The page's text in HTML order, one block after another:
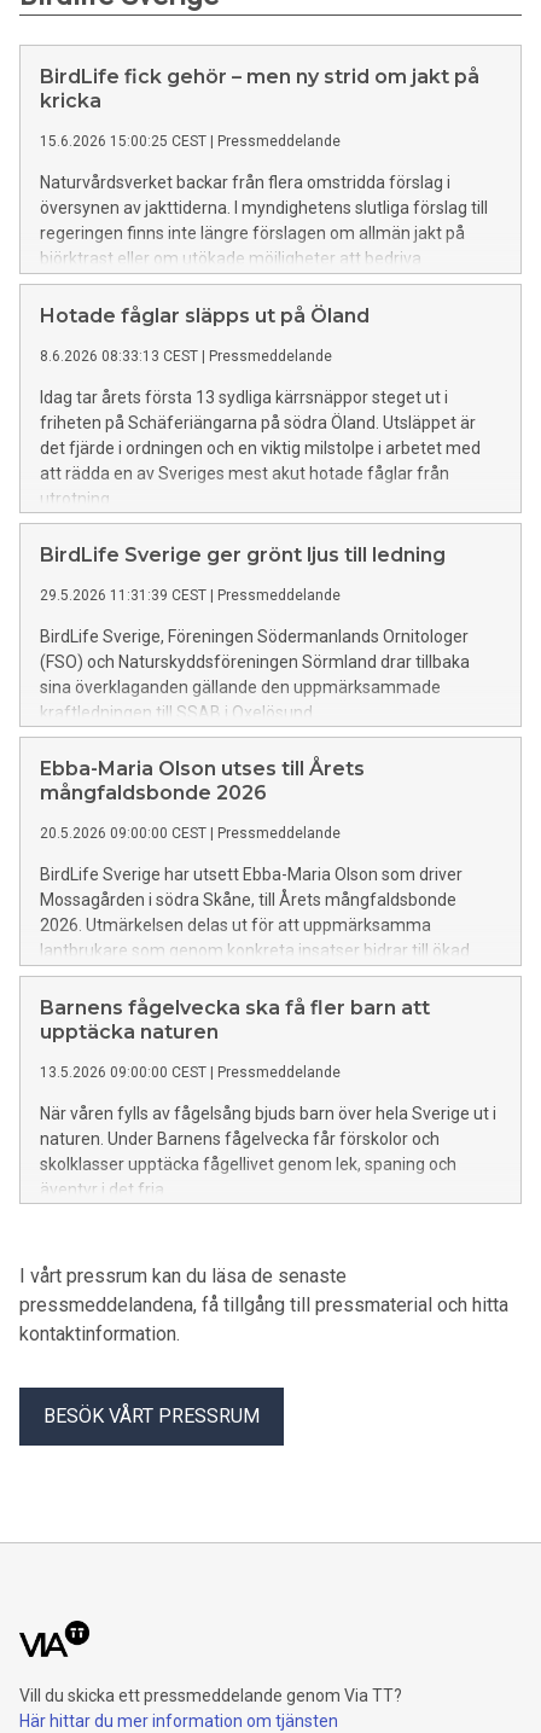
BirdLife fick gehör – men ny strid om jakt på
kricka
15.6.2026 15:00:25 CEST | Pressmeddelande
Naturvårdsverket backar från flera omstridda förslag i
översynen av jakttiderna. I myndighetens slutliga förslag till
regeringen finns inte längre förslagen om allmän jakt på
björktrast eller om utökade möjligheter att bedriva
skyddsjakt på talgoxe, hus- och ladusvala.
Hotade fåglar släpps ut på Öland
8.6.2026 08:33:13 CEST | Pressmeddelande
Idag tar årets första 13 sydliga kärrsnäppor steget ut i
friheten på Schäferiängarna på södra Öland. Utsläppet är
det fjärde i ordningen och en viktig milstolpe i arbetet med
att rädda en av Sveriges mest akut hotade fåglar från
utrotning.
BirdLife Sverige ger grönt ljus till ledning
29.5.2026 11:31:39 CEST | Pressmeddelande
BirdLife Sverige, Föreningen Södermanlands Ornitologer
(FSO) och Naturskyddsföreningen Sörmland drar tillbaka
sina överklaganden gällande den uppmärksammade
kraftledningen till SSAB i Oxelösund.
Ebba-Maria Olson utses till Årets
mångfaldsbonde 2026
20.5.2026 09:00:00 CEST | Pressmeddelande
BirdLife Sverige har utsett Ebba-Maria Olson som driver
Mossagården i södra Skåne, till Årets mångfaldsbonde
2026. Utmärkelsen delas ut för att uppmärksamma
lantbrukare som genom konkreta insatser bidrar till ökad
biologisk mångfald i jordbrukslandskapet. – Jag tror att
framtidens jordbruk behöver bygga på samverkan med
naturen. Då får vi både livskraftiga ekosystem och hållbar
Barnens fågelvecka ska få fler barn att
upptäcka naturen
13.5.2026 09:00:00 CEST | Pressmeddelande
När våren fylls av fågelsång bjuds barn över hela Sverige ut i
naturen. Under Barnens fågelvecka får förskolor och
skolklasser upptäcka fågellivet genom lek, spaning och
äventyr i det fria.
I vårt pressrum kan du läsa de senaste
pressmeddelandena, få tillgång till pressmaterial och hitta
kontaktinformation.
BESÖK VÅRT PRESSRUM
Vill du skicka ett pressmeddelande genom Via TT?
Här hittar du mer information om tjänsten